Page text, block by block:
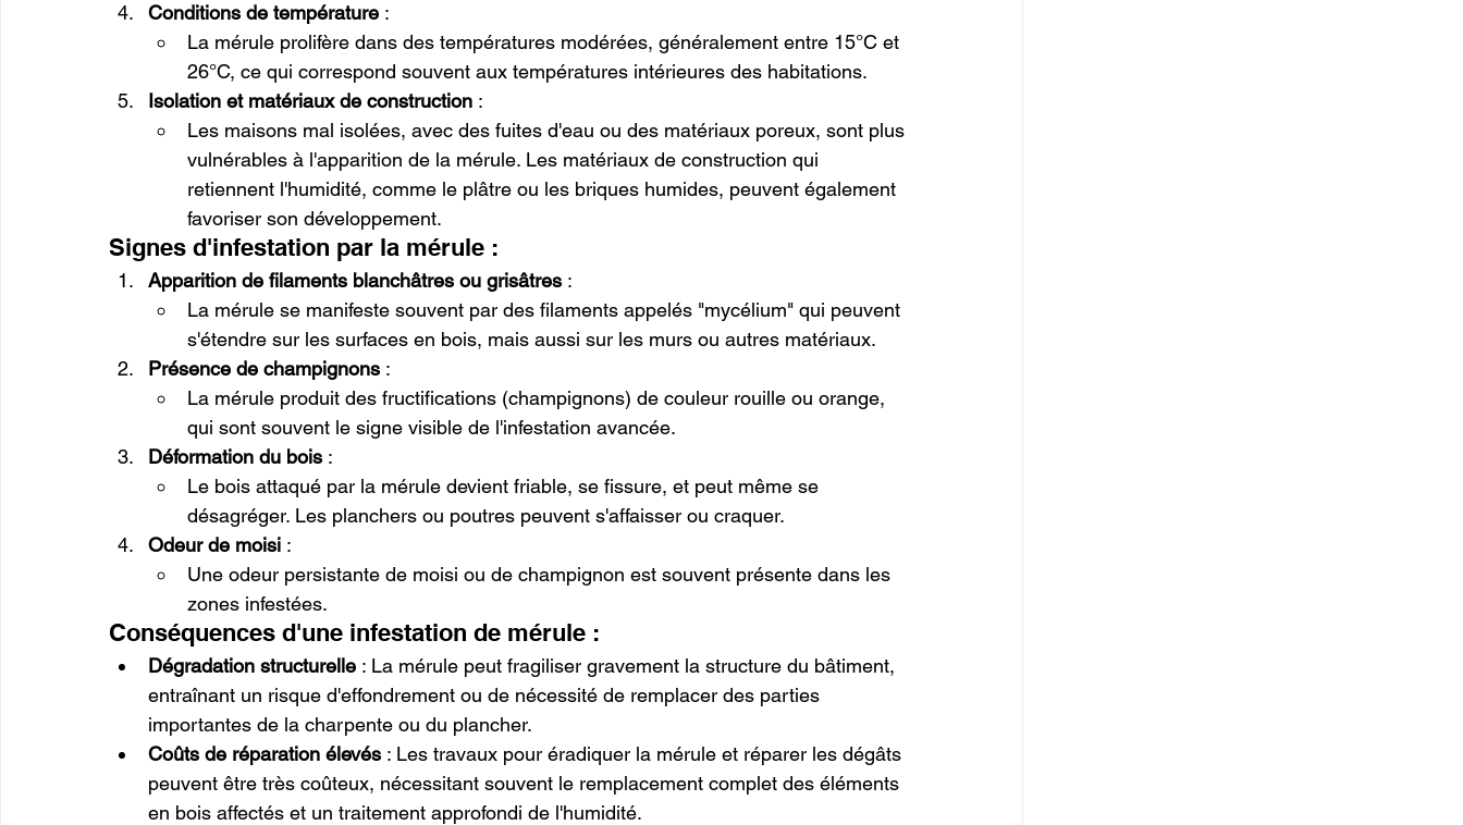
Conditions de température :
La mérule prolifère dans des températures modérées, généralement entre 15°C et
26°C, ce qui correspond souvent aux températures intérieures des habitations.
Isolation et matériaux de construction :
Les maisons mal isolées, avec des fuites d'eau ou des matériaux poreux, sont plus
vulnérables à l'apparition de la mérule. Les matériaux de construction qui
retiennent l'humidité, comme le plâtre ou les briques humides, peuvent également
favoriser son développement.
Signes d'infestation par la mérule :
Apparition de filaments blanchâtres ou grisâtres :
La mérule se manifeste souvent par des filaments appelés "mycélium" qui peuvent
s'étendre sur les surfaces en bois, mais aussi sur les murs ou autres matériaux.
Présence de champignons :
La mérule produit des fructifications (champignons) de couleur rouille ou orange,
qui sont souvent le signe visible de l'infestation avancée.
Déformation du bois :
Le bois attaqué par la mérule devient friable, se fissure, et peut même se
désagréger. Les planchers ou poutres peuvent s'affaisser ou craquer.
Odeur de moisi :
Une odeur persistante de moisi ou de champignon est souvent présente dans les
zones infestées.
Conséquences d'une infestation de mérule :
Dégradation structurelle : La mérule peut fragiliser gravement la structure du bâtiment,
entraînant un risque d'effondrement ou de nécessité de remplacer des parties
importantes de la charpente ou du plancher.
Coûts de réparation élevés : Les travaux pour éradiquer la mérule et réparer les dégâts
peuvent être très coûteux, nécessitant souvent le remplacement complet des éléments
en bois affectés et un traitement approfondi de l'humidité.